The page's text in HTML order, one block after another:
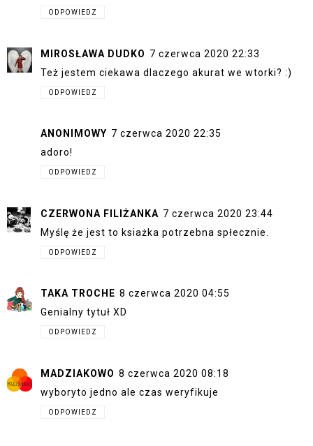
ODPOWIEDZ
MIROSŁAWA DUDKO 7 czerwca 2020 22:33
Też jestem ciekawa dlaczego akurat we wtorki? :)
ODPOWIEDZ
ANONIMOWY 7 czerwca 2020 22:35
adoro!
ODPOWIEDZ
CZERWONA FILIŻANKA 7 czerwca 2020 23:44
Myślę że jest to ksiażka potrzebna spłecznie.
ODPOWIEDZ
TAKA TROCHE 8 czerwca 2020 04:55
Genialny tytuł XD
ODPOWIEDZ
MADZIAKOWO 8 czerwca 2020 08:18
wyboryto jedno ale czas weryfikuje
ODPOWIEDZ